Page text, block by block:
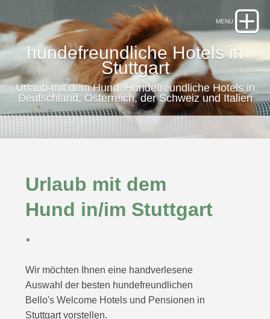
hundefreundliche Hotels in
Stuttgart
Urlaub-mit dem Hund. Hundefreundliche Hotels in
Deutschland, Österreich, der Schweiz und Italien
Urlaub mit dem
Hund in/im Stuttgart
.
Wir möchten Ihnen eine handverlesene
Auswahl der besten hundefreundlichen
Bello's Welcome Hotels und Pensionen in
Stuttgart vorstellen.